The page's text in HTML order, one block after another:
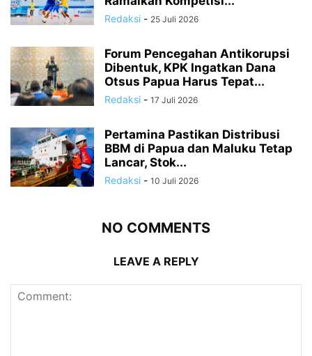
Redaksi - 25 Juli 2026
Forum Pencegahan Antikorupsi
Dibentuk, KPK Ingatkan Dana
Otsus Papua Harus Tepat...
Redaksi - 17 Juli 2026
Pertamina Pastikan Distribusi
BBM di Papua dan Maluku Tetap
Lancar, Stok...
Redaksi - 10 Juli 2026
NO COMMENTS
LEAVE A REPLY